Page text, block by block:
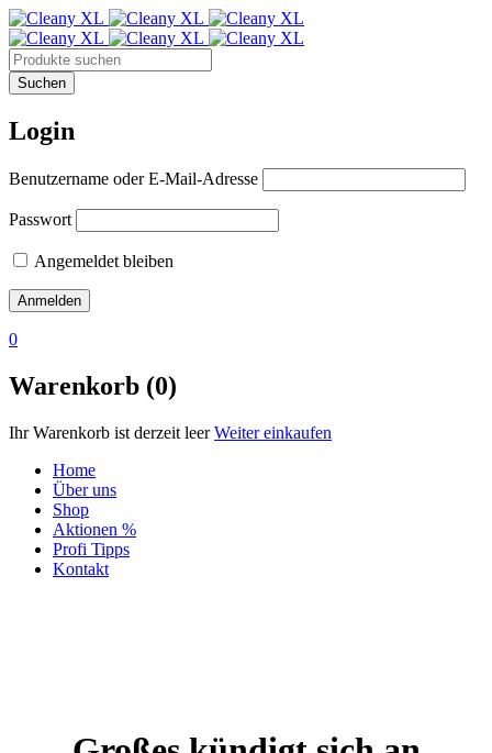
Login
Benutzername oder E-Mail-Adresse
Passwort
Angemeldet bleiben
0
Warenkorb (0)
Ihr Warenkorb ist derzeit leer Weiter einkaufen
Home
Über uns
Shop
Aktionen %
Profi Tipps
Kontakt